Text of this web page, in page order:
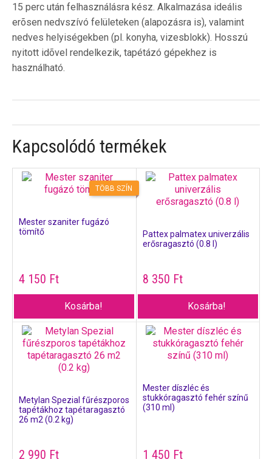
15 perc után felhasználásra kész. Alkalmazása ideális
erõsen nedvszívó felületeken (alapozásra is), valamint
nedves helyiségekben (pl. konyha, vizesblokk). Hosszú
nyitott idõvel rendelkezik, tapétázó gépekhez is
használható.
Kapcsolódó termékek
TÖBB SZÍN
Mester szaniter fugázó
tömítő
4 150 Ft
Kosárba!
Pattex palmatex univerzális
erősragasztó (0.8 l)
8 350 Ft
Kosárba!
Metylan Spezial fűrészporos
tapétákhoz tapétaragasztó
26 m2 (0.2 kg)
2 990 Ft
Mester díszléc és
stukkóragasztó fehér színű
(310 ml)
1 450 Ft